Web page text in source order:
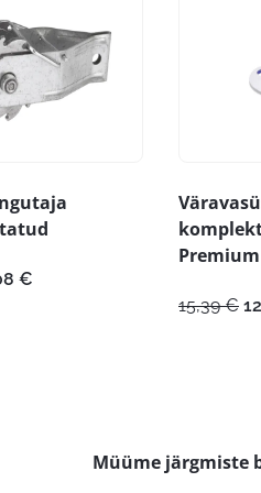
€
15,39€
Müüme järgmiste